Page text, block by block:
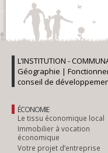
L’INSTITUTION -
Géographie |
conseil de
ÉCONOMIE
Le tissu économique local
Immobilier à vocation
économique
Votre projet d’entreprise